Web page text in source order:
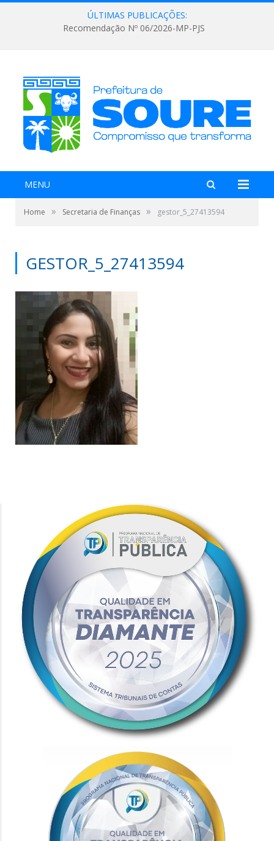
ÚLTIMAS PUBLICAÇÕES:
Recomendação Nº 06/2026-MP-PJS
MENU
Home » Secretaria de Finanças » gestor_5_27413594
GESTOR_5_27413594